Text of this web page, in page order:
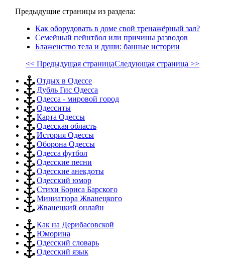
Предыдущие страницы из раздела:
Как оборудовать в доме свой тренажёрный зал?
Семейный пейнтбол или причины разводов
Блаженство тела и души: банные истории
<< Предыдущая страницаСледующая страница >>
Отдых в Одессе
Дубль Гис Одесса
Одесса - мировой город
Одесситы
Карта Одессы
Одесская область
История Одессы
Оборона Одессы
Одесса футбол
Одесские песни
Одесские анекдоты
Одесский юмор
Стихи Бориса Барского
Миниатюра Жванецкого
Жванецкий онлайн
Как на Дерибасовской
Юморина
Одесский словарь
Одесский язык